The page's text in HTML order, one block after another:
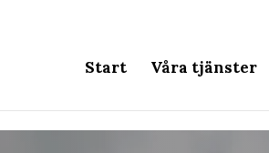
Start Våra tjänster